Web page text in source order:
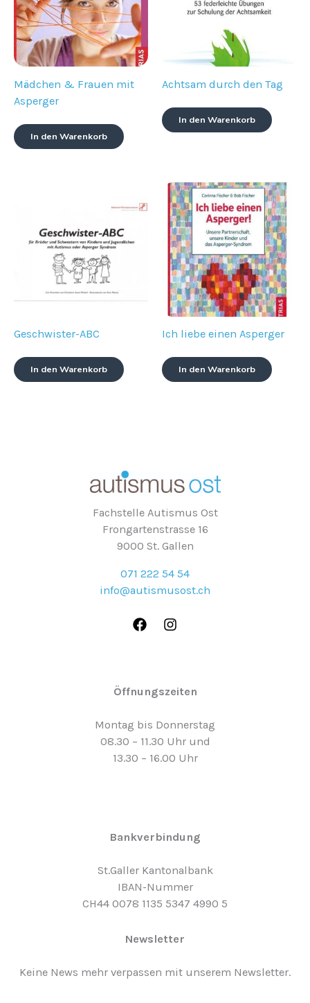
Mädchen & Frauen mit
Asperger
In den Warenkorb
Achtsam durch den Tag
In den Warenkorb
Geschwister-ABC
In den Warenkorb
Ich liebe einen Asperger
In den Warenkorb
Fachstelle Autismus Ost
Frongartenstrasse 16
9000 St. Gallen
071 222 54 54
info@autismusost.ch
Öffnungszeiten
Montag bis Donnerstag
08.30 – 11.30 Uhr und
13.30 – 16.00 Uhr
Bankverbindung
St.Galler Kantonalbank
IBAN-Nummer
CH44 0078 1135 5347 4990 5
Newsletter
Keine News mehr verpassen mit unserem Newsletter.